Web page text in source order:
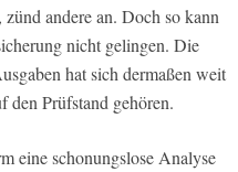
andere an. Doch so kann
nicht gelingen. Die
hat sich dermaßen weit
den Prüfstand gehören.
eine schonungslose Analyse